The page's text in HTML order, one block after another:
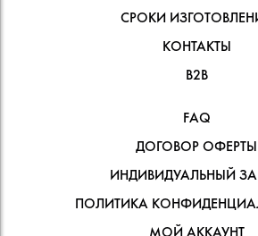
СРОКИ
КОНТАКТЫ
В2В
FAQ
ДОГОВОР ОФЕРТЫ
ИНДИВИДУАЛЬНЫЙ
ПОЛИТИКА
МОЙ АККАУНТ